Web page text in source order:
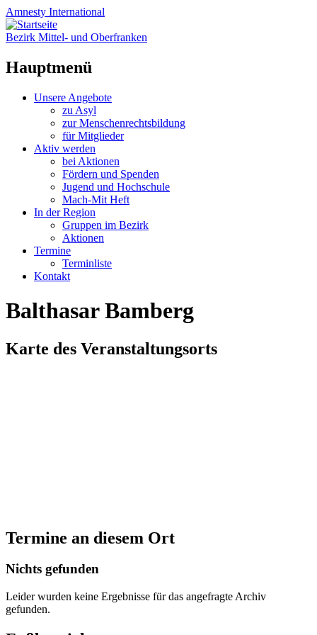
Amnesty International
Bezirk Mittel- und Oberfranken
Hauptmenü
Zum
Unsere Angebote
zu Asyl
zur Menschenrechtsbildung
für Mitglieder
Aktiv werden
bei Aktionen
Fördern und Spenden
Jugend und Hochschule
Mach-Mit Heft
In der Region
Gruppen im Bezirk
Aktionen
Termine
Terminliste
Kontakt
Balthasar Bamberg
Karte des Veranstaltungsorts
Termine an diesem Ort
Nichts gefunden
Leider wurden keine Ergebnisse für das angefragte Archiv
gefunden.